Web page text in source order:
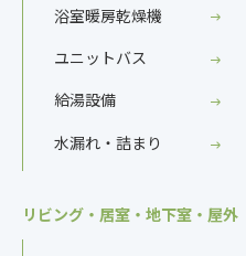
浴室暖房乾燥機
ユニットバス
給湯設備
水漏れ・詰まり
リビング・居室・地下室・屋外